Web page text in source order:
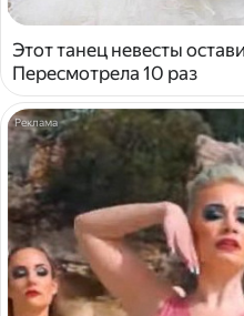
Этот танец невесты
Пересмотрела 10 раз